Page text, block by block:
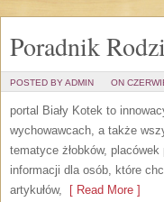
Poradnik
POSTED BY ADMIN ON
portal Biały Kotek to
wychowawcach, a także
tematyce żłobków,
informacji dla osób, które
artykułów, [ Read More ]